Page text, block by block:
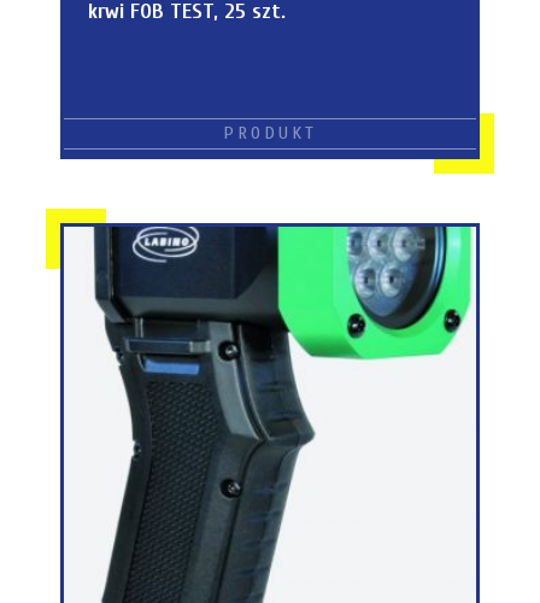
krwi FOB TEST, 25 szt.